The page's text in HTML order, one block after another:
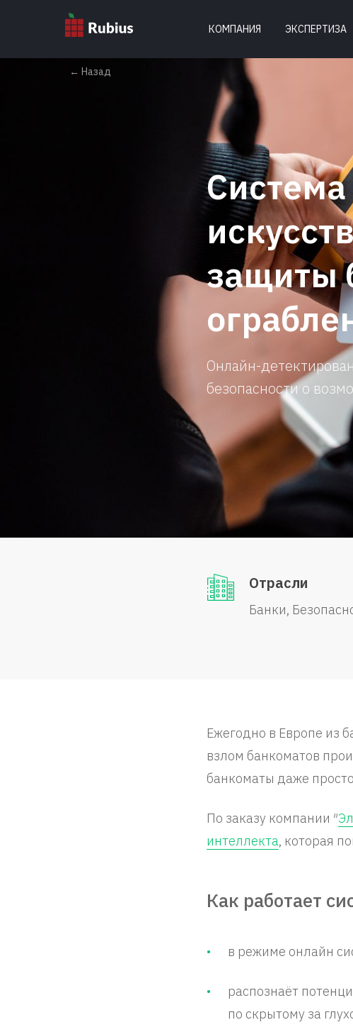
КОМПАНИЯ ЭКСПЕРТИЗА
← Назад
защиты
Онлайн-
безопасности о
Отрасли
Банки
Ежегодно в Европе из
взлом банкоматов
банкоматы даже
По заказу компании ″
интеллекта, которая
Как работает
в режиме онлайн
распознаёт
по скрытому за